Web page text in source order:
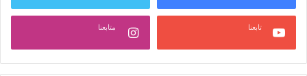
تابعنا متابعنا